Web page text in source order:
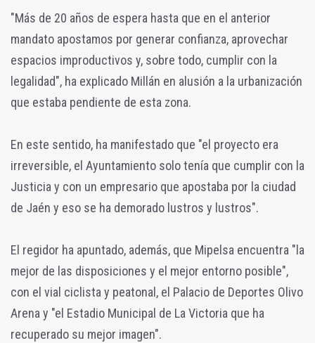
"Más de 20 años de espera hasta que en el anterior
mandato apostamos por generar confianza, aprovechar
espacios improductivos y, sobre todo, cumplir con la
legalidad", ha explicado Millán en alusión a la urbanización
que estaba pendiente de esta zona.
En este sentido, ha manifestado que "el proyecto era
irreversible, el Ayuntamiento solo tenía que cumplir con la
Justicia y con un empresario que apostaba por la ciudad
de Jaén y eso se ha demorado lustros y lustros".
El regidor ha apuntado, además, que Mipelsa encuentra "la
mejor de las disposiciones y el mejor entorno posible",
con el vial ciclista y peatonal, el Palacio de Deportes Olivo
Arena y "el Estadio Municipal de La Victoria que ha
recuperado su mejor imagen".